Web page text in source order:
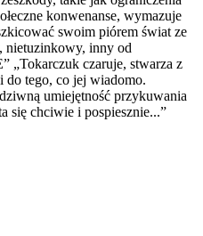
konwenanse, wymazuje
swoim piórem świat ze
nietuzinkowy, inny od
„Tokarczuk czaruje, stwarza z
do tego, co jej wiadomo.
umiejętność przykuwania
się chciwie i pospiesznie...”